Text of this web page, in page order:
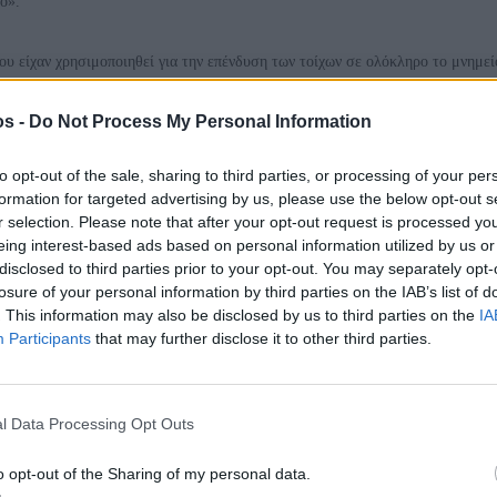
- Do Not Process My Personal Information
opt-out of the sale, sharing to third parties, or processing of your
for targeted advertising by us, please use the below opt-out
selection. Please note that after your opt-out request is processed
interest-based ads based on personal information utilized by us
to third parties prior to your opt-out. You may separately
of your personal information by third parties on the IAB’s list of
This information may also be disclosed by us to third parties on the
Participants that may further disclose it to other third parties.
Data Processing Opt Outs
opt-out of the Sharing of my personal data.
είχαν χρησιμοποιηθεί για την επένδυση των τοίχων σε ολόκληρο το
οι φωτογραφίες παραπλάνησαν κοινό αλλά και ειδικούς εκτός
τοποθετημένη ως προς τις προηγούμενες, θύρα.
το μόνο ενδεχόμενο που απομένει είναι να αποκαλυφθούν οποιουδήποτε
επί του παρόντος. Βάσει αυτών των υποθετικών αλλά προσδοκόμενων
δυνατόν να αποδοθεί το μνημείο σε συγκεκριμένα πρόσωπα. Και,